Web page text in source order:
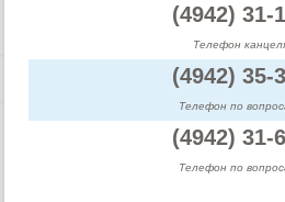
(4942) 31-
Телефон
(4942) 35-
Телефон по
(4942) 31-
Телефон по